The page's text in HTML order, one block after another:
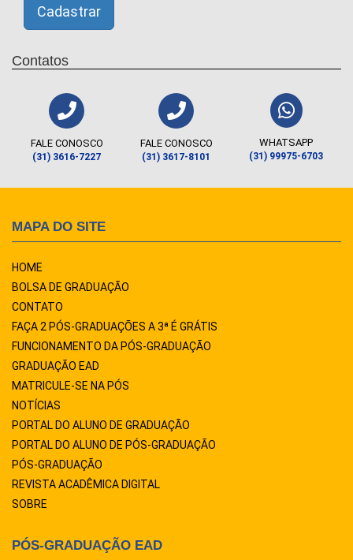
Contatos
FALE CONOSCO
(31) 3616-7227
FALE CONOSCO
(31) 3617-8101
WHATSAPP
(31) 99975-6703
MAPA DO SITE
HOME
BOLSA DE GRADUAÇÃO
CONTATO
FAÇA 2 PÓS-GRADUAÇÕES A 3ª É GRÁTIS
FUNCIONAMENTO DA PÓS-GRADUAÇÃO
GRADUAÇÃO EAD
MATRICULE-SE NA PÓS
NOTÍCIAS
PORTAL DO ALUNO DE GRADUAÇÃO
PORTAL DO ALUNO DE PÓS-GRADUAÇÃO
PÓS-GRADUAÇÃO
REVISTA ACADÊMICA DIGITAL
SOBRE
PÓS-GRADUAÇÃO EAD